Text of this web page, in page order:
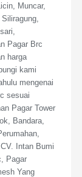
Muncar,
Pagar Brc
harga
kami
mengenai
sesuai
Pagar Tower
Bandara,
Intan Bumi
Pagar
Yang